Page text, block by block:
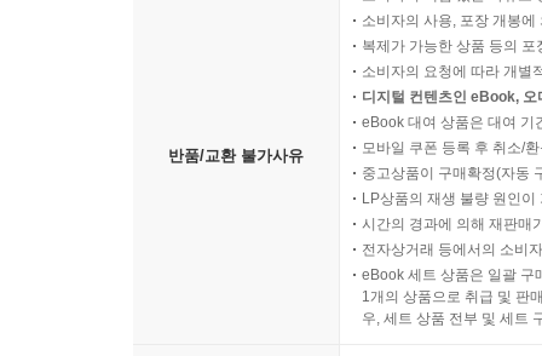
반품/교환 불가사유
소비자의 사용, 포장 개봉
복제가 가능한 상품 등의
소비자의 요청에 따라 개별
디지털 컨텐츠인 eBook,
eBook 대여 상품은 대여 기
모바일 쿠폰 등록 후 취소/
중고상품이 구매확정(자동
LP상품의 재생 불량 원인
시간의 경과에 의해 재판매
전자상거래 등에서의 소비
eBook 세트 상품은 일괄 구
1개의 상품으로 취급 및 판
우, 세트 상품 전부 및 세트